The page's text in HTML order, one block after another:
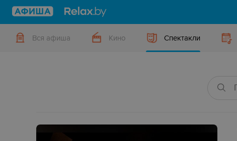
Вся афиша Кино Спектакли